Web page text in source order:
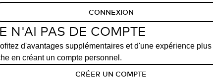
CONNEXION
N'AI PAS DE COMPTE
d'avantages supplémentaires et d'une expérience plus
en créant un compte personnel.
CRÉER UN COMPTE